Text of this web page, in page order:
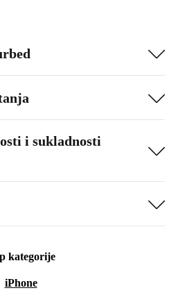
i sukladnosti
kategorije
iPhone